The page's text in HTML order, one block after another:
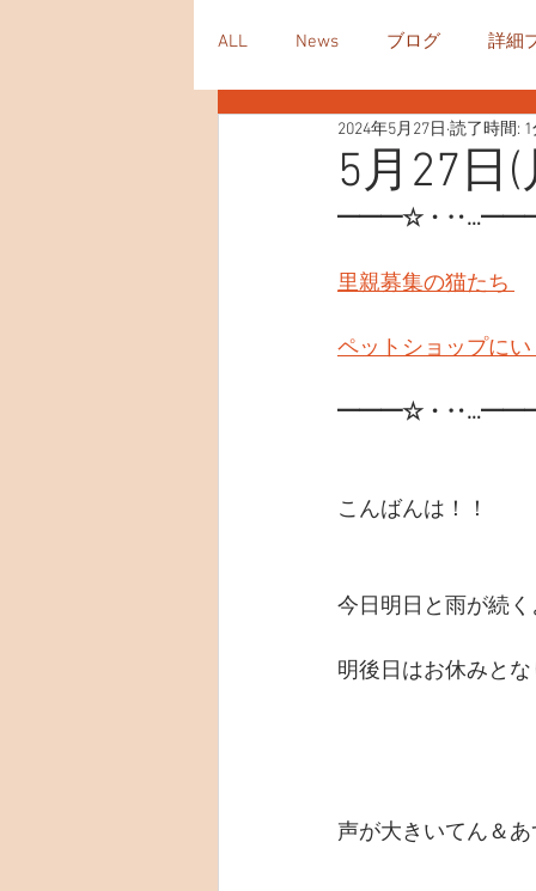
ALL News ブログ 詳細
5月27日(
2024年5月27日 読了時間:
━━━☆・
里親募集の猫たち
ペットショップに
━━━☆・
こんばんは！！
今日明日と雨が続
明後日はお休みと
声が大きいてん＆あ